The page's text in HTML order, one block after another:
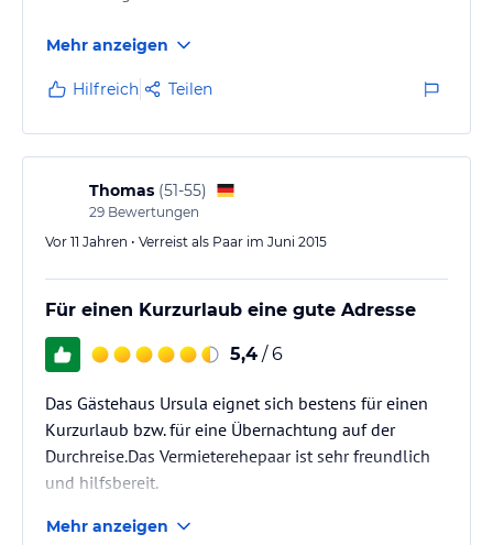
Mehr anzeigen
Hilfreich Teilen
Thomas (51-55)
29 Bewertungen
Vor 11 Jahren • Verreist als Paar im Juni 2015
Für einen Kurzurlaub eine gute Adresse
5,4 / 6
Das Gästehaus Ursula eignet sich bestens für einen
Kurzurlaub bzw. für eine Übernachtung auf der
Durchreise.Das Vermieterehepaar ist sehr freundlich
und hilfsbereit.
ausgestattet und alles ist sehr sauber.
Mehr anzeigen